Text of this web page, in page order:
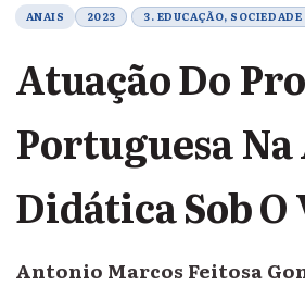
ANAIS 2023 3. EDUCAÇÃO,
Atuação Do
Portuguesa
Didática Sob
Antonio Marcos Feitosa